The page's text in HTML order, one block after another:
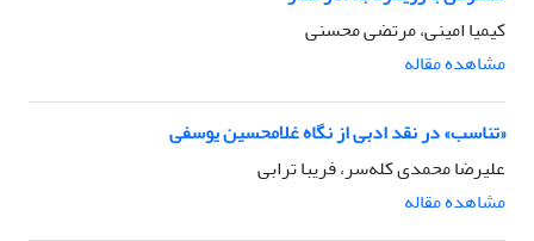
کیمیا امینی، مرتضی محسنی
مشاهده مقاله
«تناسب» در نقد ادبی از نگاه غلامحسین یوسفی
علیرضا محمدی کله‌سر، فریبا ترابی
مشاهده مقاله